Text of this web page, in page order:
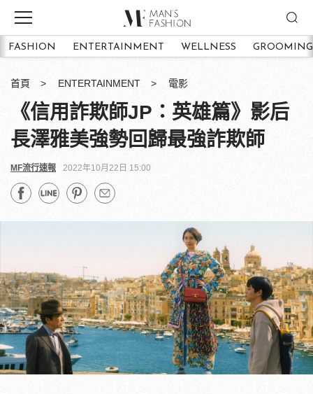
FASHION ENTERTAINMENT WELLNESS GROOMING
首頁 ENTERTAINMENT 電影
《信用詐欺師JP：英雄篇》影后
長澤雅美強勢回歸最強詐欺師
MF流行速報 2022年10月22日 15:00